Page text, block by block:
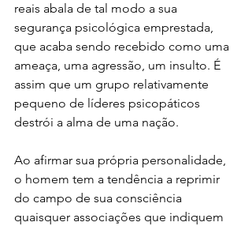
reais abala de tal modo a sua
segurança psicológica emprestada,
que acaba sendo recebido como uma
ameaça, uma agressão, um insulto. É
assim que um grupo relativamente
pequeno de líderes psicopáticos
destrói a alma de uma nação.
Ao afirmar sua própria personalidade,
o homem tem a tendência a reprimir
do campo de sua consciência
quaisquer associações que indiquem